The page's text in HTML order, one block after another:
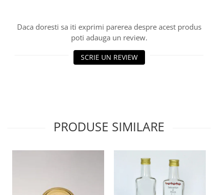
Daca doresti sa iti exprimi parerea despre acest produs
poti adauga un review.
SCRIE UN REVIEW
PRODUSE SIMILARE